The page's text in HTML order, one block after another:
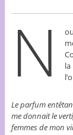
N
Le parfum
me donnait le
femmes de mon